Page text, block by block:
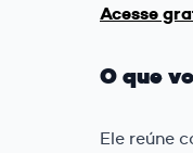
Acesse
O que
Ele reúne